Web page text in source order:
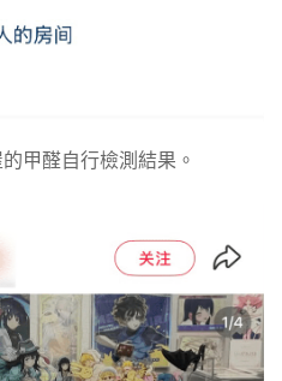
甲醛自行檢測結果。